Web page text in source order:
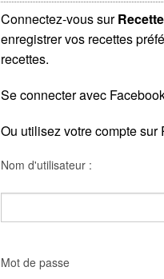
Connectez-vous sur
enregistrer vos recettes
recettes.
Se connecter avec
Ou utilisez votre compte sur
Nom d'utilisateur :
Mot de passe